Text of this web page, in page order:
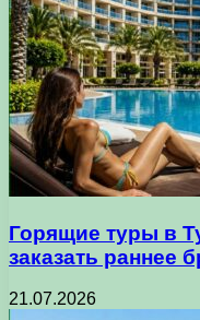
Горящие туры в
заказать раннее
21.07.2026